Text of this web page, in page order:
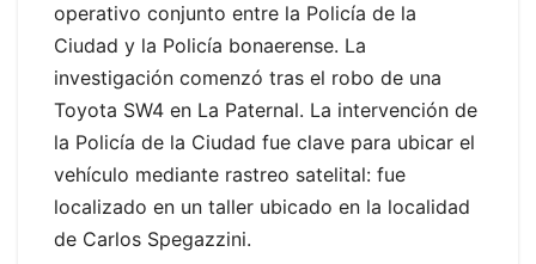
operativo conjunto entre la Policía de la
Ciudad y la Policía bonaerense. La
investigación comenzó tras el robo de una
Toyota SW4 en La Paternal. La intervención de
la Policía de la Ciudad fue clave para ubicar el
vehículo mediante rastreo satelital: fue
localizado en un taller ubicado en la localidad
de Carlos Spegazzini.